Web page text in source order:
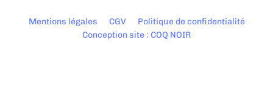
Mentions légales CGV
Politique de confidentialité
Conception site : COQ NOIR